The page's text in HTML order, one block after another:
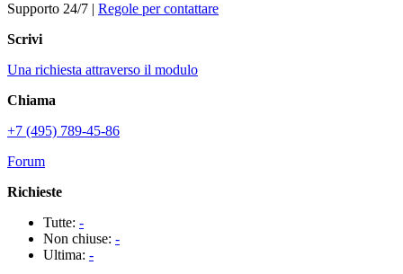
Supporto 24/7 | Regole per contattare
Scrivi
Una richiesta attraverso il modulo
Chiama
+7 (495) 789-45-86
Forum
Richieste
Tutte: -
Non chiuse: -
Ultima: -